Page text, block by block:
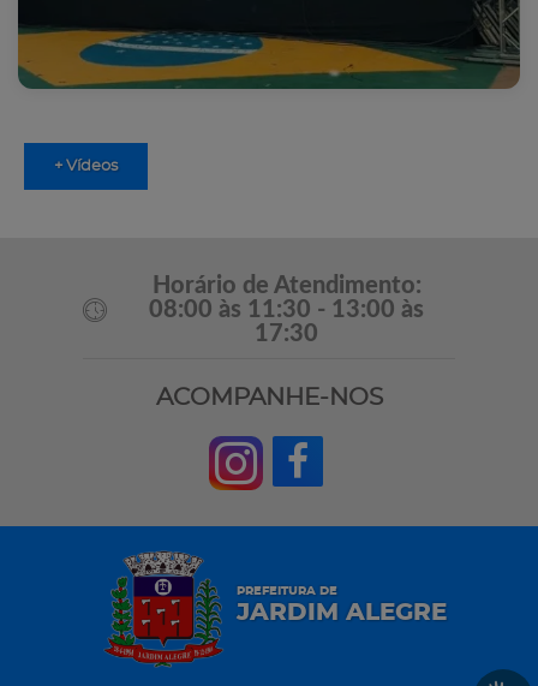
+ Vídeos
Horário de Atendimento:
08:00 às 11:30 - 13:00 às
17:30
ACOMPANHE-NOS
PREFEITURA DE
JARDIM ALEGRE